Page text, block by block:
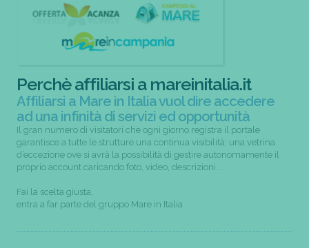
Perchè affiliarsi a mareinitalia.it
Affiliarsi a Mare in Italia vuol dire accedere
ad una infinità di servizi ed opportunità
Il gran numero di visitatori che ogni giorno registra il portale
garantisce a tutte le strutture una continua visibilità; una vetrina
d’eccezione ove si avrà la possibilità di gestire autonomamente il
proprio account caricando foto, video, descrizioni...
Fai la scelta giusta,
entra a far parte del gruppo Mare in Italia